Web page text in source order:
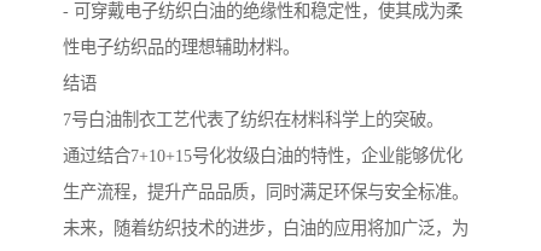
- 可穿戴电子纺织白油的绝缘性和稳定性，使其成为柔
性电子纺织品的理想辅助材料。
结语
7号白油制衣工艺代表了纺织在材料科学上的突破。
通过结合7+10+15号化妆级白油的特性，企业能够优化
生产流程，提升产品品质，同时满足环保与安全标准。
未来，随着纺织技术的进步，白油的应用将加广泛，为